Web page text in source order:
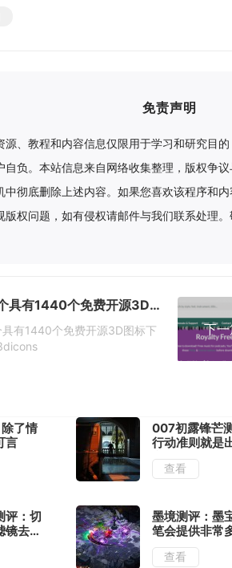
免责声明
、教程和内容信息仅限用于学习和研究目
自负。本站信息来自网络收集整理，版权争
中彻底删除上述内容。如果您喜欢该程序和
版权问题，如有侵权请邮件与我们联系处理。
推荐一个具有1440个免费开源3D图标下载网站-3dicons
有1440个免费开源3D图标下
下
了情
言
007初露锋芒
行动准则就是
意
查看
评：切
镜去看
墨境测评：墨
笔会提供非常
筑流派
查看